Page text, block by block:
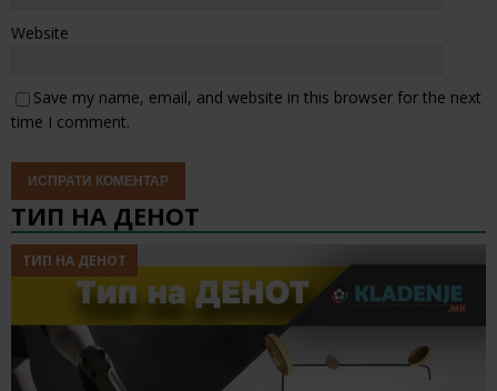
Website
Save my name, email, and website in this browser for the next
time I comment.
ТИП НА ДЕНОТ
ТИП НА ДЕНОТ